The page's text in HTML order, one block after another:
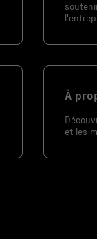
À
et les